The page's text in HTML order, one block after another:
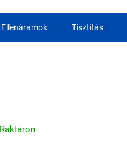
Ellenáramok Tisztítás
Raktáron